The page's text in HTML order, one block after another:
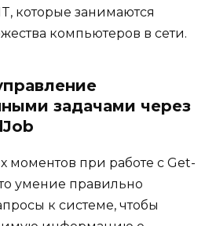
которые занимаются
компьютеров в сети.
задачами через
при работе с Get-
умение правильно
к системе, чтобы